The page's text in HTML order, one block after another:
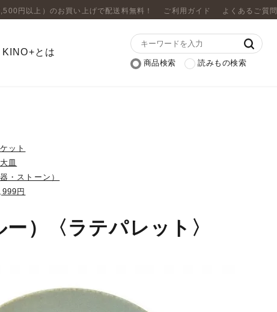
円以上）のお買い上げで配送料無料！ ご利用ガイド よくあるご質問
KINO+とは
商品検索 読みもの検索
ット
皿
・ストーン）
円
）〈ラテパレット〉